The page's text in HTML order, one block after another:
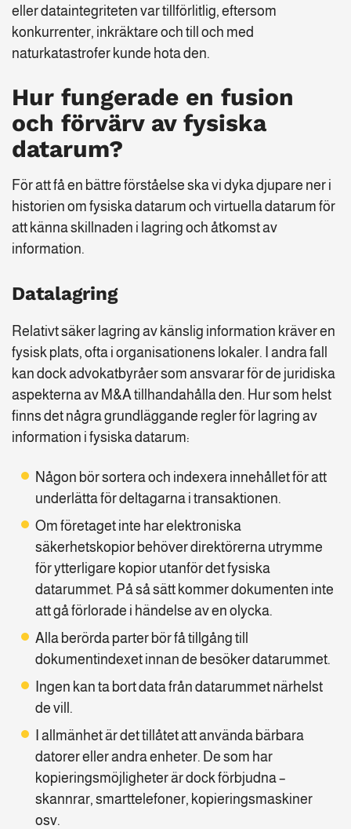
eller dataintegriteten var tillförlitlig, eftersom
konkurrenter, inkräktare och till och med
naturkatastrofer kunde hota den.
Hur fungerade en fusion
och förvärv av fysiska
datarum?
För att få en bättre förståelse ska vi dyka djupare ner i
historien om fysiska datarum och virtuella datarum för
att känna skillnaden i lagring och åtkomst av
information.
Datalagring
Relativt säker lagring av känslig information kräver en
fysisk plats, ofta i organisationens lokaler. I andra fall
kan dock advokatbyråer som ansvarar för de juridiska
aspekterna av M&A tillhandahålla den. Hur som helst
finns det några grundläggande regler för lagring av
information i fysiska datarum:
Någon bör sortera och indexera innehållet för att
underlätta för deltagarna i transaktionen.
Om företaget inte har elektroniska
säkerhetskopior behöver direktörerna utrymme
för ytterligare kopior utanför det fysiska
datarummet. På så sätt kommer dokumenten inte
att gå förlorade i händelse av en olycka.
Alla berörda parter bör få tillgång till
dokumentindexet innan de besöker datarummet.
Ingen kan ta bort data från datarummet närhelst
de vill.
I allmänhet är det tillåtet att använda bärbara
datorer eller andra enheter. De som har
kopieringsmöjligheter är dock förbjudna –
skannrar, smarttelefoner, kopieringsmaskiner
osv.